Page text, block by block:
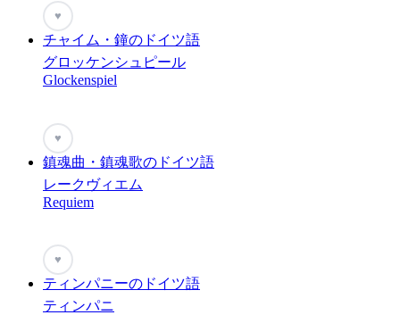
♥
チャイム・鐘のドイツ語
グロッケンシュピール
Glockenspiel
♥
鎮魂曲・鎮魂歌のドイツ語
レークヴィエム
Requiem
♥
ティンパニーのドイツ語
ティンパニ